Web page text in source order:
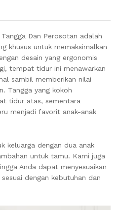
Dan Perosotan adalah
khusus untuk memaksimalkan
desain yang ergonomis
tempat tidur ini menawarkan
sambil memberikan nilai
Tangga yang kokoh
tidur atas, sementara
menjadi favorit anak-anak
keluarga dengan dua anak
untuk tamu. Kami juga
Anda dapat menyesuaikan
dengan kebutuhan dan